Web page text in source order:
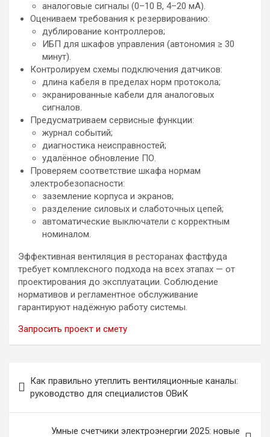
аналоговые сигналы (0–10 В, 4–20 мА).
Оцениваем требования к резервированию:
дублирование контроллеров;
ИБП для шкафов управления (автономия ≥ 30
минут).
Контролируем схемы подключения датчиков:
длина кабеля в пределах норм протокола;
экранированные кабели для аналоговых
сигналов.
Предусматриваем сервисные функции:
журнал событий;
диагностика неисправностей;
удалённое обновление ПО.
Проверяем соответствие шкафа нормам
электробезопасности:
заземление корпуса и экранов;
разделение силовых и слаботочных цепей;
автоматические выключатели с корректным
номиналом.
Эффективная вентиляция в ресторанах фастфуда
требует комплексного подхода на всех этапах — от
проектирования до эксплуатации. Соблюдение
нормативов и регламентное обслуживание
гарантируют надёжную работу системы.
Запросить проект и смету
по
записям
Как правильно утеплить вентиляционные каналы:
руководство для специалистов ОВиК
Умные счетчики электроэнергии 2025: новые